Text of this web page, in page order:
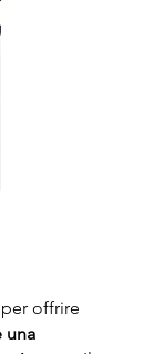
offrire
una